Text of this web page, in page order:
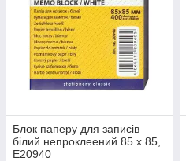
Блок паперу для записів
білий непроклеений 85 х 85,
Е20940